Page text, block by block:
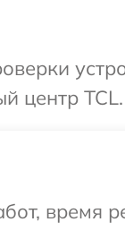
центр TCL.
время